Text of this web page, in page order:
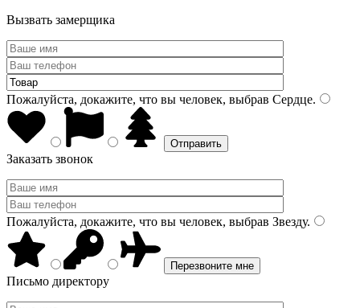
Вызвать замерщика
Пожалуйста, докажите, что вы человек, выбрав Сердце.
Заказать звонок
Пожалуйста, докажите, что вы человек, выбрав Звезду.
Письмо директору